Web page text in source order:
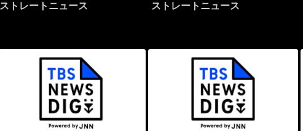
ストレートニュース ストレートニュース